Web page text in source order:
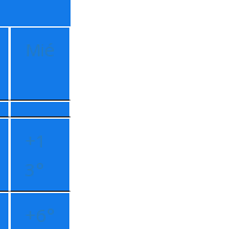
Mié
+1
3°
+6°